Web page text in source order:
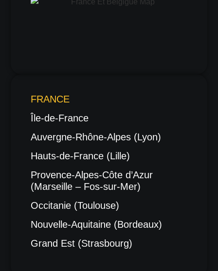
FRANCE
Île-de-France
Auvergne-Rhône-Alpes (Lyon)
Hauts-de-France (Lille)
Provence-Alpes-Côte d’Azur
(Marseille – Fos-sur-Mer)
Occitanie (Toulouse)
Nouvelle-Aquitaine (Bordeaux)
Grand Est (Strasbourg)